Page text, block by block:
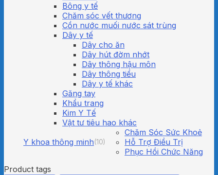
Bông y tế
Chăm sóc vết thương
Cồn nước muối nước sát trùng
Dây y tế
Dây cho ăn
Dây hút đờm nhớt
Dây thông hậu môn
Dây thông tiểu
Dây y tế khác
Găng tay
Khẩu trang
Kim Y Tế
Vật tư tiêu hao khác
Y khoa thông minh(10)
Chăm Sóc Sức Khoẻ
Hỗ Trợ Điều Trị
Phục Hồi Chức Năng
Product tags